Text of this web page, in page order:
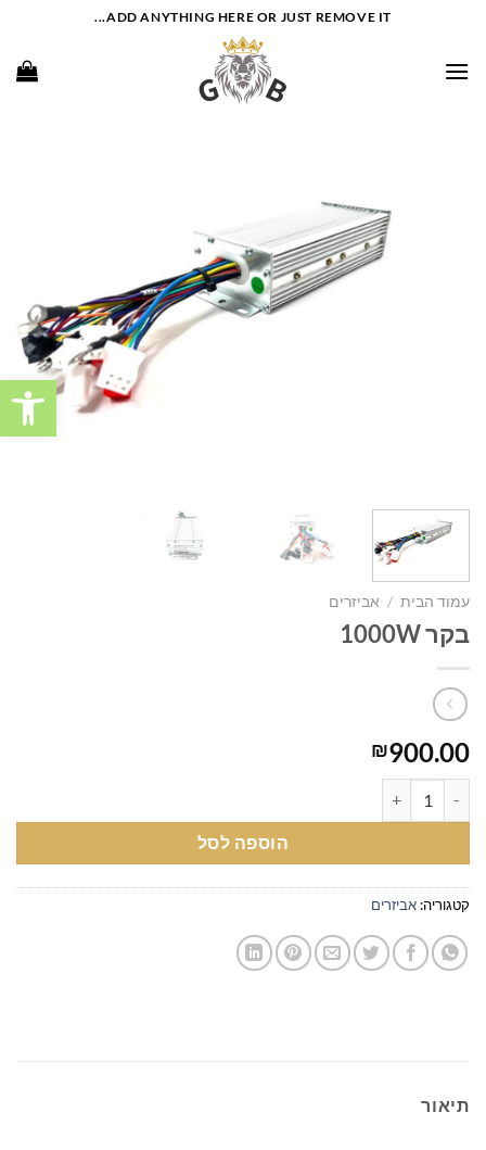
content
ADD ANYTHING HERE OR JUST REMOVE IT...
עמוד הבית / אביזרים
בקר 1000W
₪900.00
הוספה לסל
קטגוריה: אביזרים
תיאור